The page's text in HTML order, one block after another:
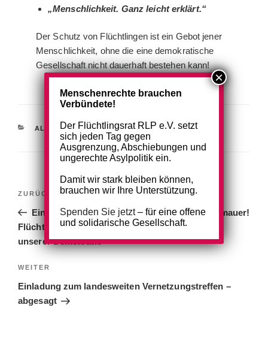
„Menschlichkeit. Ganz leicht erklärt.“
Der Schutz von Flüchtlingen ist ein Gebot jener
Menschlichkeit, ohne die eine demokratische
Gesellschaft nicht dauerhaft bestehen kann!
KATEGORIEN
ALLGEMEIN
Beitragsnavigation
Vorheriger
Beitrag
ZURÜCK
Einstehen für die menschenrechtliche Brandmauer!
Flüchtlingsschutz und Menschenrechte sind Teil
unserer Demokratie
Nächster
Beitrag
WEITER
Einladung zum landesweiten Vernetzungstreffen –
abgesagt
Menschenrechte brauchen
Verbündete!
Der Flüchtlingsrat RLP e.V. setzt
sich jeden Tag gegen
Ausgrenzung, Abschiebungen und
ungerechte Asylpolitik ein.
Damit wir stark bleiben können,
brauchen wir Ihre Unterstützung.
Spenden Sie jetzt– für eine offene
und solidarische Gesellschaft.